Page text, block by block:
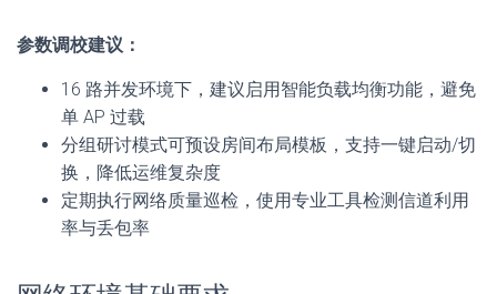
参数调校建议：
16 路并发环境下，建议启用智能负载均衡功能，避免
单 AP 过载
分组研讨模式可预设房间布局模板，支持一键启动/切
换，降低运维复杂度
定期执行网络质量巡检，使用专业工具检测信道利用
率与丢包率